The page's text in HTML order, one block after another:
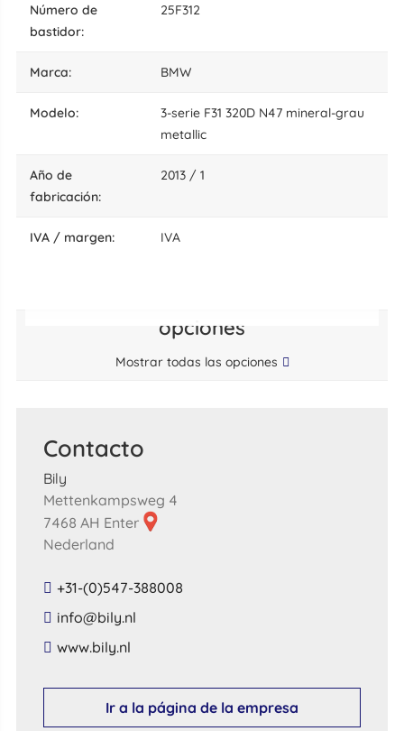
número de
bastidor:
25F312
marca: BMW
modelo:
3-serie F31 320D N47 mineral-grau
metallic
año de
fabricación:
2013 / 1
IVA / margen: IVA
opciones
Mostrar todas las opciones
Contacto
Bily
Mettenkampsweg 4
7468 AH Enter
Nederland
+31-(0)547-388008
​info​@​bily​.​nl​
​www​.​bily​.​nl​
Ir a la página de la empresa